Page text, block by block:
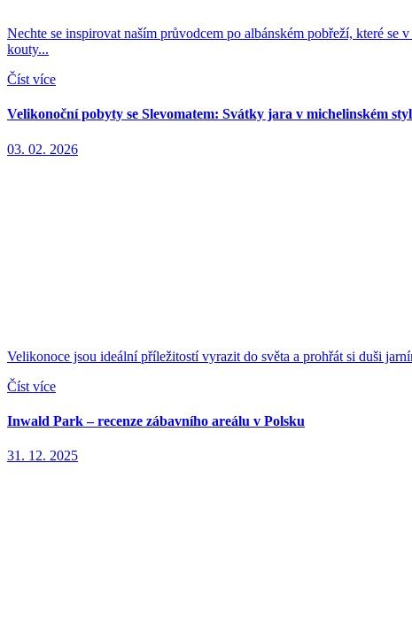
Nechte se inspirovat naším průvodcem po albánském pobřeží, které
kouty...
Číst více
Velikonoční pobyty se Slevomatem: Svátky jara v michelinském
03. 02. 2026
Velikonoce jsou ideální příležitostí vyrazit do světa a prohřát si duši
Číst více
Inwald Park – recenze zábavního areálu v Polsku
31. 12. 2025